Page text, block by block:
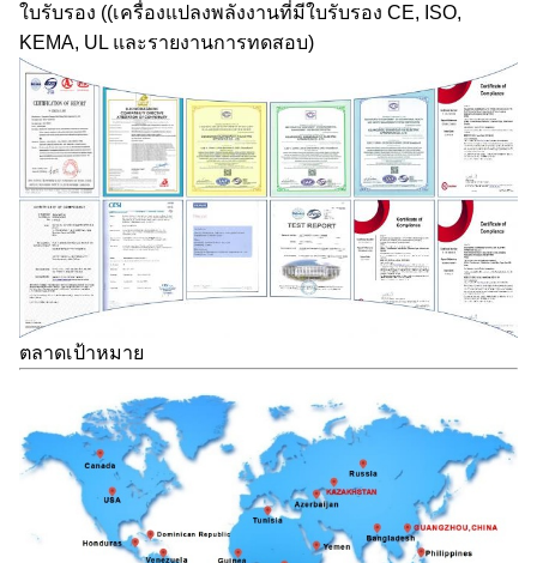
ใบรับรอง ((เครื่องแปลงพลังงานที่มีใบรับรอง CE, ISO,
KEMA, UL และรายงานการทดสอบ)
ตลาดเป้าหมาย